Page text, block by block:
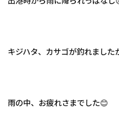
キジハタ、カサゴが釣れまし
雨の中、お疲れさまでした😊